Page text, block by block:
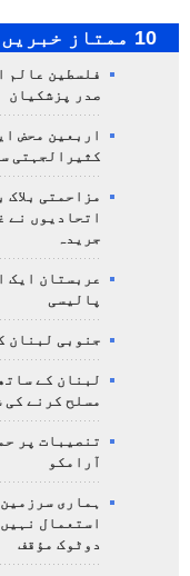
10 ممتاز خبریں
فلسطین عالم
صدر پزشکیان
اربعین محض
کثیرالجہتی
مزاحمتی
اتحادیوں نے
جریدہ
عربستان ایک
پالیسی
جنوبی لبنان
لبنان کے
مسلح کرنے کی
تنصیبات پر
آرامکو
ہماری
استعمال
دوٹوک مؤقف